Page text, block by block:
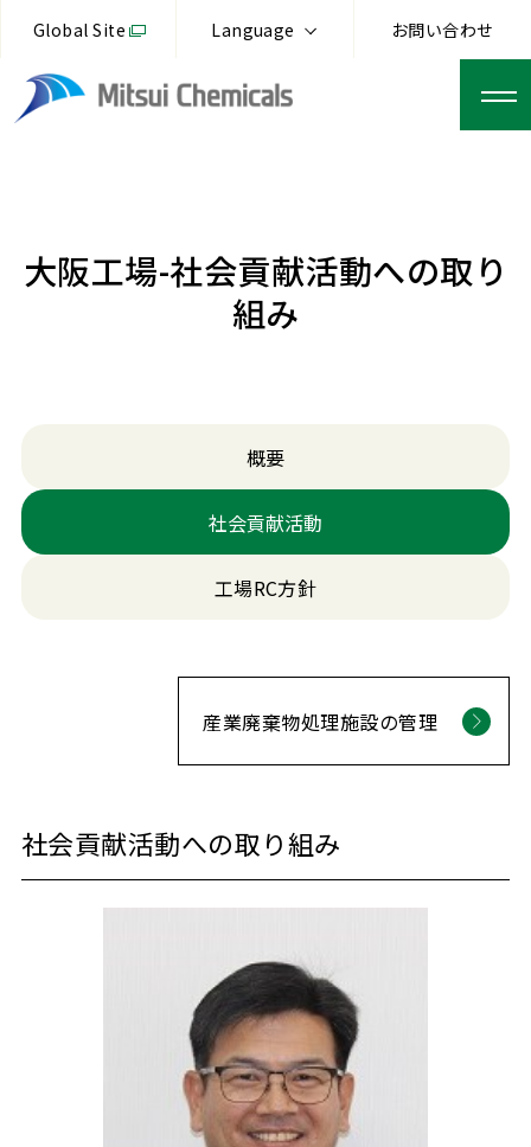
Global Site Language お問い合わせ
大阪工場-社会貢献活動への取り
組み
概要
社会貢献活動
工場RC方針
産業廃棄物処理施設の管理
社会貢献活動への取り組み